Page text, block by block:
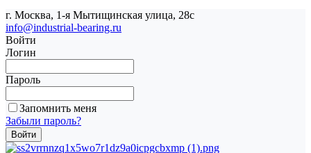
г. Москва, 1-я Мытищинская улица, 28с
info@industrial-bearing.ru
Войти
Логин
Пароль
Запомнить меня
Забыли пароль?